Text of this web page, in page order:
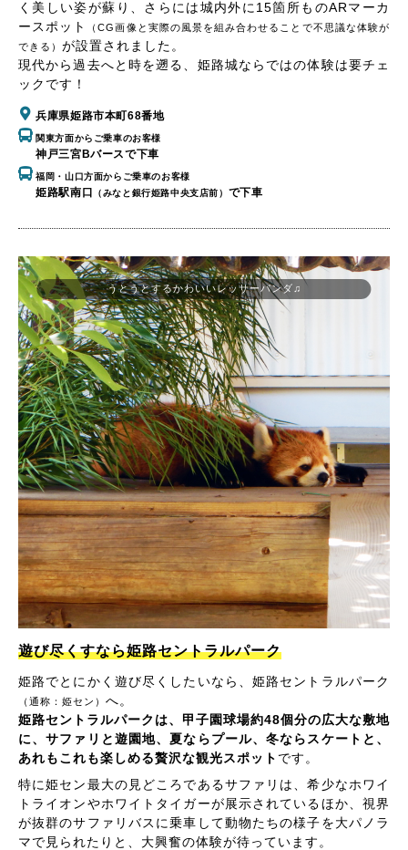
く美しい姿が蘇り、さらには城内外に15箇所ものARマーカ
ースポット
（CG画像と実際の風景を組み合わせることで不思議な体験が
できる） が設置されました。
現代から過去へと時を遡る、姫路城ならではの体験は要チェ
ックです！
兵庫県姫路市本町68番地
関東方面からご乗車のお客様
神戸三宮Bバースで下車
福岡・山口方面からご乗車のお客様
姫路駅南口 （みなと銀行姫路中央支店前） で下車
遊び尽くすなら姫路セントラルパーク
姫路でとにかく遊び尽くしたいなら、姫路セントラルパーク
（通称：姫セン） へ。
姫路セントラルパークは、甲子園球場約48個分の広大な敷地
に、サファリと遊園地、夏ならプール、冬ならスケートと、
あれもこれも楽しめる贅沢な観光スポット です。
特に姫セン最大の見どころであるサファリは、希少なホワイ
トライオンやホワイトタイガーが展示されているほか、視界
が抜群のサファリバスに乗車して動物たちの様子を大パノラ
マで見られたりと、大興奮の体験が待っています。
うとうとするかわいいレッサーパンダ♫